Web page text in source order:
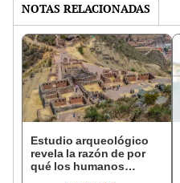
NOTAS RELACIONADAS
Estudio arqueológico
revela la razón de por
qué los humanos